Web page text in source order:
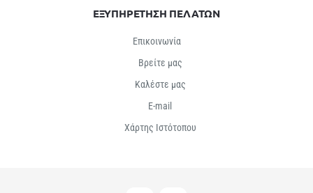
ΕΞΥΠΗΡΕΤΗΣΗ ΠΕΛΑΤΩΝ
Επικοινωνία
Βρείτε μας
Καλέστε μας
E-mail
Χάρτης Ιστότοπου